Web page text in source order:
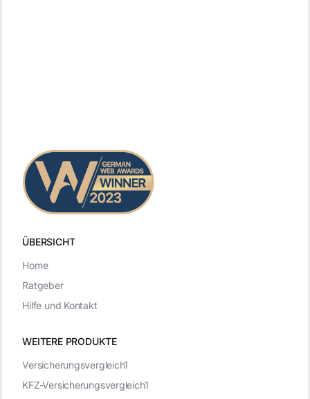
ÜBERSICHT
WEITERE PRODUKTE
Versicherungsvergleich1
KFZ-Versicherungsvergleich1
Home
Ratgeber
Hilfe und Kontakt